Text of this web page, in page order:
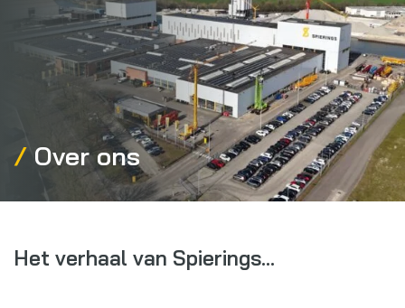
Aftersales
Over ons
Home
Vacatures
Over ons
Het verhaal van Spierings…